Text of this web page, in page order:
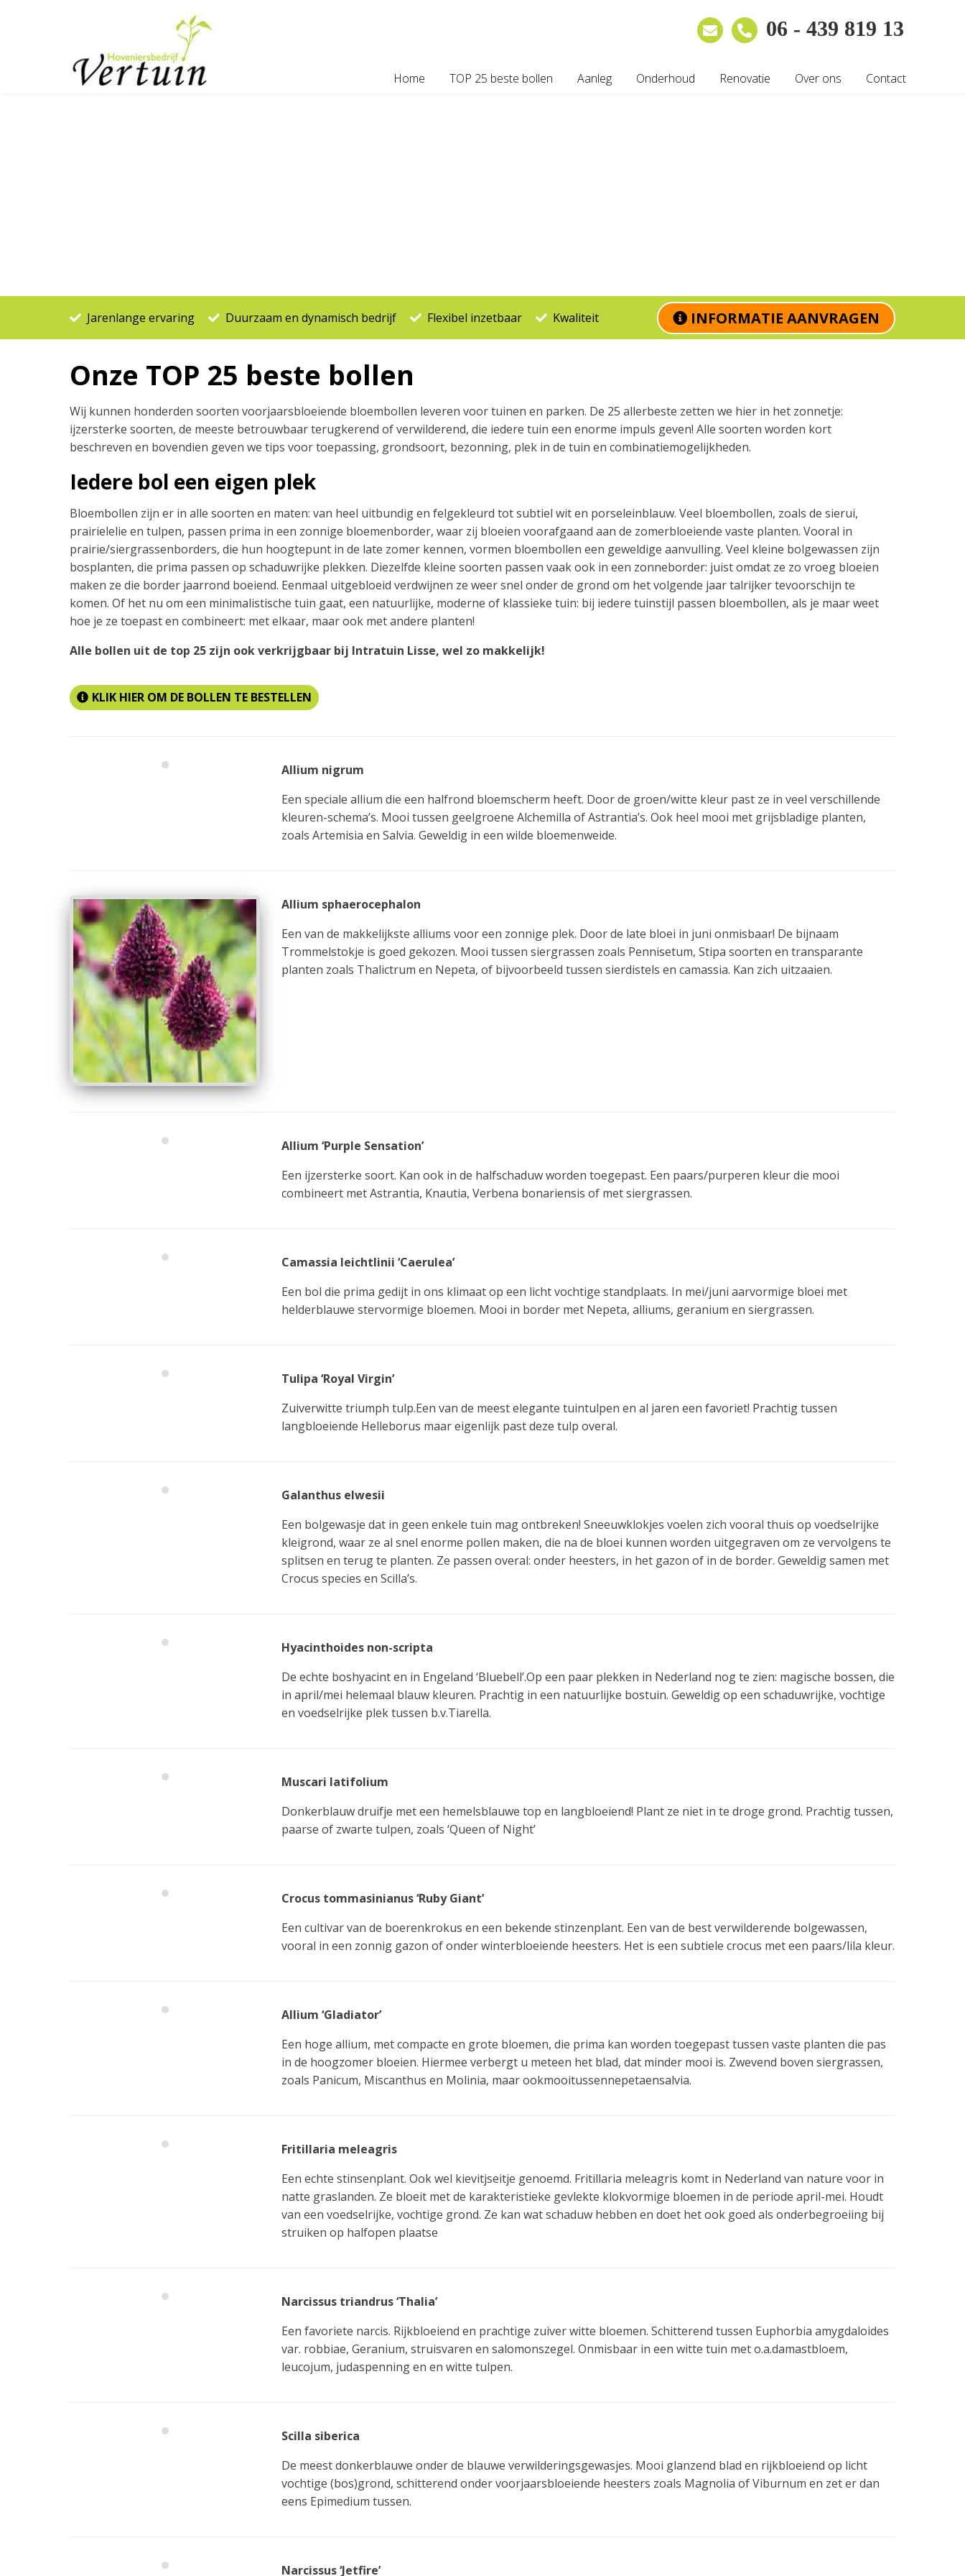
06 - 439 819 13
Home TOP 25 beste bollen Aanleg Onderhoud Renovatie Over ons Contact
Jarenlange ervaring Duurzaam en dynamisch bedrijf Flexibel inzetbaar Kwaliteit INFORMATIE AANVRAGEN
Onze TOP 25 beste bollen
Wij kunnen honderden soorten voorjaarsbloeiende bloembollen leveren voor tuinen en parken. De 25 allerbeste zetten we hier in het zonnetje:
ijzersterke soorten, de meeste betrouwbaar terugkerend of verwilderend, die iedere tuin een enorme impuls geven! Alle soorten worden kort
beschreven en bovendien geven we tips voor toepassing, grondsoort, bezonning, plek in de tuin en combinatiemogelijkheden.
Iedere bol een eigen plek
Bloembollen zijn er in alle soorten en maten: van heel uitbundig en felgekleurd tot subtiel wit en porseleinblauw. Veel bloembollen, zoals de sierui,
prairielelie en tulpen, passen prima in een zonnige bloemenborder, waar zij bloeien voorafgaand aan de zomerbloeiende vaste planten. Vooral in
prairie/siergrassenborders, die hun hoogtepunt in de late zomer kennen, vormen bloembollen een geweldige aanvulling. Veel kleine bolgewassen zijn
bosplanten, die prima passen op schaduwrijke plekken. Diezelfde kleine soorten passen vaak ook in een zonneborder: juist omdat ze zo vroeg bloeien
maken ze die border jaarrond boeiend. Eenmaal uitgebloeid verdwijnen ze weer snel onder de grond om het volgende jaar talrijker tevoorschijn te
komen. Of het nu om een minimalistische tuin gaat, een natuurlijke, moderne of klassieke tuin: bij iedere tuinstijl passen bloembollen, als je maar weet
hoe je ze toepast en combineert: met elkaar, maar ook met andere planten!
Alle bollen uit de top 25 zijn ook verkrijgbaar bij Intratuin Lisse, wel zo makkelijk!
KLIK HIER OM DE BOLLEN TE BESTELLEN
Allium nigrum
Een speciale allium die een halfrond bloemscherm heeft. Door de groen/witte kleur past ze in veel verschillende
kleuren-schema’s. Mooi tussen geelgroene Alchemilla of Astrantia’s. Ook heel mooi met grijsbladige planten,
zoals Artemisia en Salvia. Geweldig in een wilde bloemenweide.
Allium sphaerocephalon
Een van de makkelijkste alliums voor een zonnige plek. Door de late bloei in juni onmisbaar! De bijnaam
Trommelstokje is goed gekozen. Mooi tussen siergrassen zoals Pennisetum, Stipa soorten en transparante
planten zoals Thalictrum en Nepeta, of bijvoorbeeld tussen sierdistels en camassia. Kan zich uitzaaien.
Allium ‘Purple Sensation’
Een ijzersterke soort. Kan ook in de halfschaduw worden toegepast. Een paars/purperen kleur die mooi
combineert met Astrantia, Knautia, Verbena bonariensis of met siergrassen.
Camassia leichtlinii ‘Caerulea’
Een bol die prima gedijt in ons klimaat op een licht vochtige standplaats. In mei/juni aarvormige bloei met
helderblauwe stervormige bloemen. Mooi in border met Nepeta, alliums, geranium en siergrassen.
Tulipa ‘Royal Virgin’
Zuiverwitte triumph tulp.Een van de meest elegante tuintulpen en al jaren een favoriet! Prachtig tussen
langbloeiende Helleborus maar eigenlijk past deze tulp overal.
Galanthus elwesii
Een bolgewasje dat in geen enkele tuin mag ontbreken! Sneeuwklokjes voelen zich vooral thuis op voedselrijke
kleigrond, waar ze al snel enorme pollen maken, die na de bloei kunnen worden uitgegraven om ze vervolgens te
splitsen en terug te planten. Ze passen overal: onder heesters, in het gazon of in de border. Geweldig samen met
Crocus species en Scilla’s.
Hyacinthoides non-scripta
De echte boshyacint en in Engeland ‘Bluebell’.Op een paar plekken in Nederland nog te zien: magische bossen, die
in april/mei helemaal blauw kleuren. Prachtig in een natuurlijke bostuin. Geweldig op een schaduwrijke, vochtige
en voedselrijke plek tussen b.v.Tiarella.
Muscari latifolium
Donkerblauw druifje met een hemelsblauwe top en langbloeiend! Plant ze niet in te droge grond. Prachtig tussen,
paarse of zwarte tulpen, zoals ‘Queen of Night’
Crocus tommasinianus ‘Ruby Giant’
Een cultivar van de boerenkrokus en een bekende stinzenplant. Een van de best verwilderende bolgewassen,
vooral in een zonnig gazon of onder winterbloeiende heesters. Het is een subtiele crocus met een paars/lila kleur.
Allium ‘Gladiator’
Een hoge allium, met compacte en grote bloemen, die prima kan worden toegepast tussen vaste planten die pas
in de hoogzomer bloeien. Hiermee verbergt u meteen het blad, dat minder mooi is. Zwevend boven siergrassen,
zoals Panicum, Miscanthus en Molinia, maar ookmooitussennepetaensalvia.
Fritillaria meleagris
Een echte stinsenplant. Ook wel kievitjseitje genoemd. Fritillaria meleagris komt in Nederland van nature voor in
natte graslanden. Ze bloeit met de karakteristieke gevlekte klokvormige bloemen in de periode april-mei. Houdt
van een voedselrijke, vochtige grond. Ze kan wat schaduw hebben en doet het ook goed als onderbegroeiing bij
struiken op halfopen plaatse
Narcissus triandrus ‘Thalia’
Een favoriete narcis. Rijkbloeiend en prachtige zuiver witte bloemen. Schitterend tussen Euphorbia amygdaloides
var. robbiae, Geranium, struisvaren en salomonszegel. Onmisbaar in een witte tuin met o.a.damastbloem,
leucojum, judaspenning en en witte tulpen.
Scilla siberica
De meest donkerblauwe onder de blauwe verwilderingsgewasjes. Mooi glanzend blad en rijkbloeiend op licht
vochtige (bos)grond, schitterend onder voorjaarsbloeiende heesters zoals Magnolia of Viburnum en zet er dan
eens Epimedium tussen.
Narcissus ‘Jetfire’